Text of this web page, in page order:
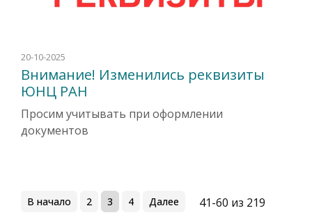
20-10-2025
Внимание! Изменились реквизиты
ЮНЦ РАН
Просим учитывать при оформлении
документов
В начало 2 3 4 Далее 41-60 из 219